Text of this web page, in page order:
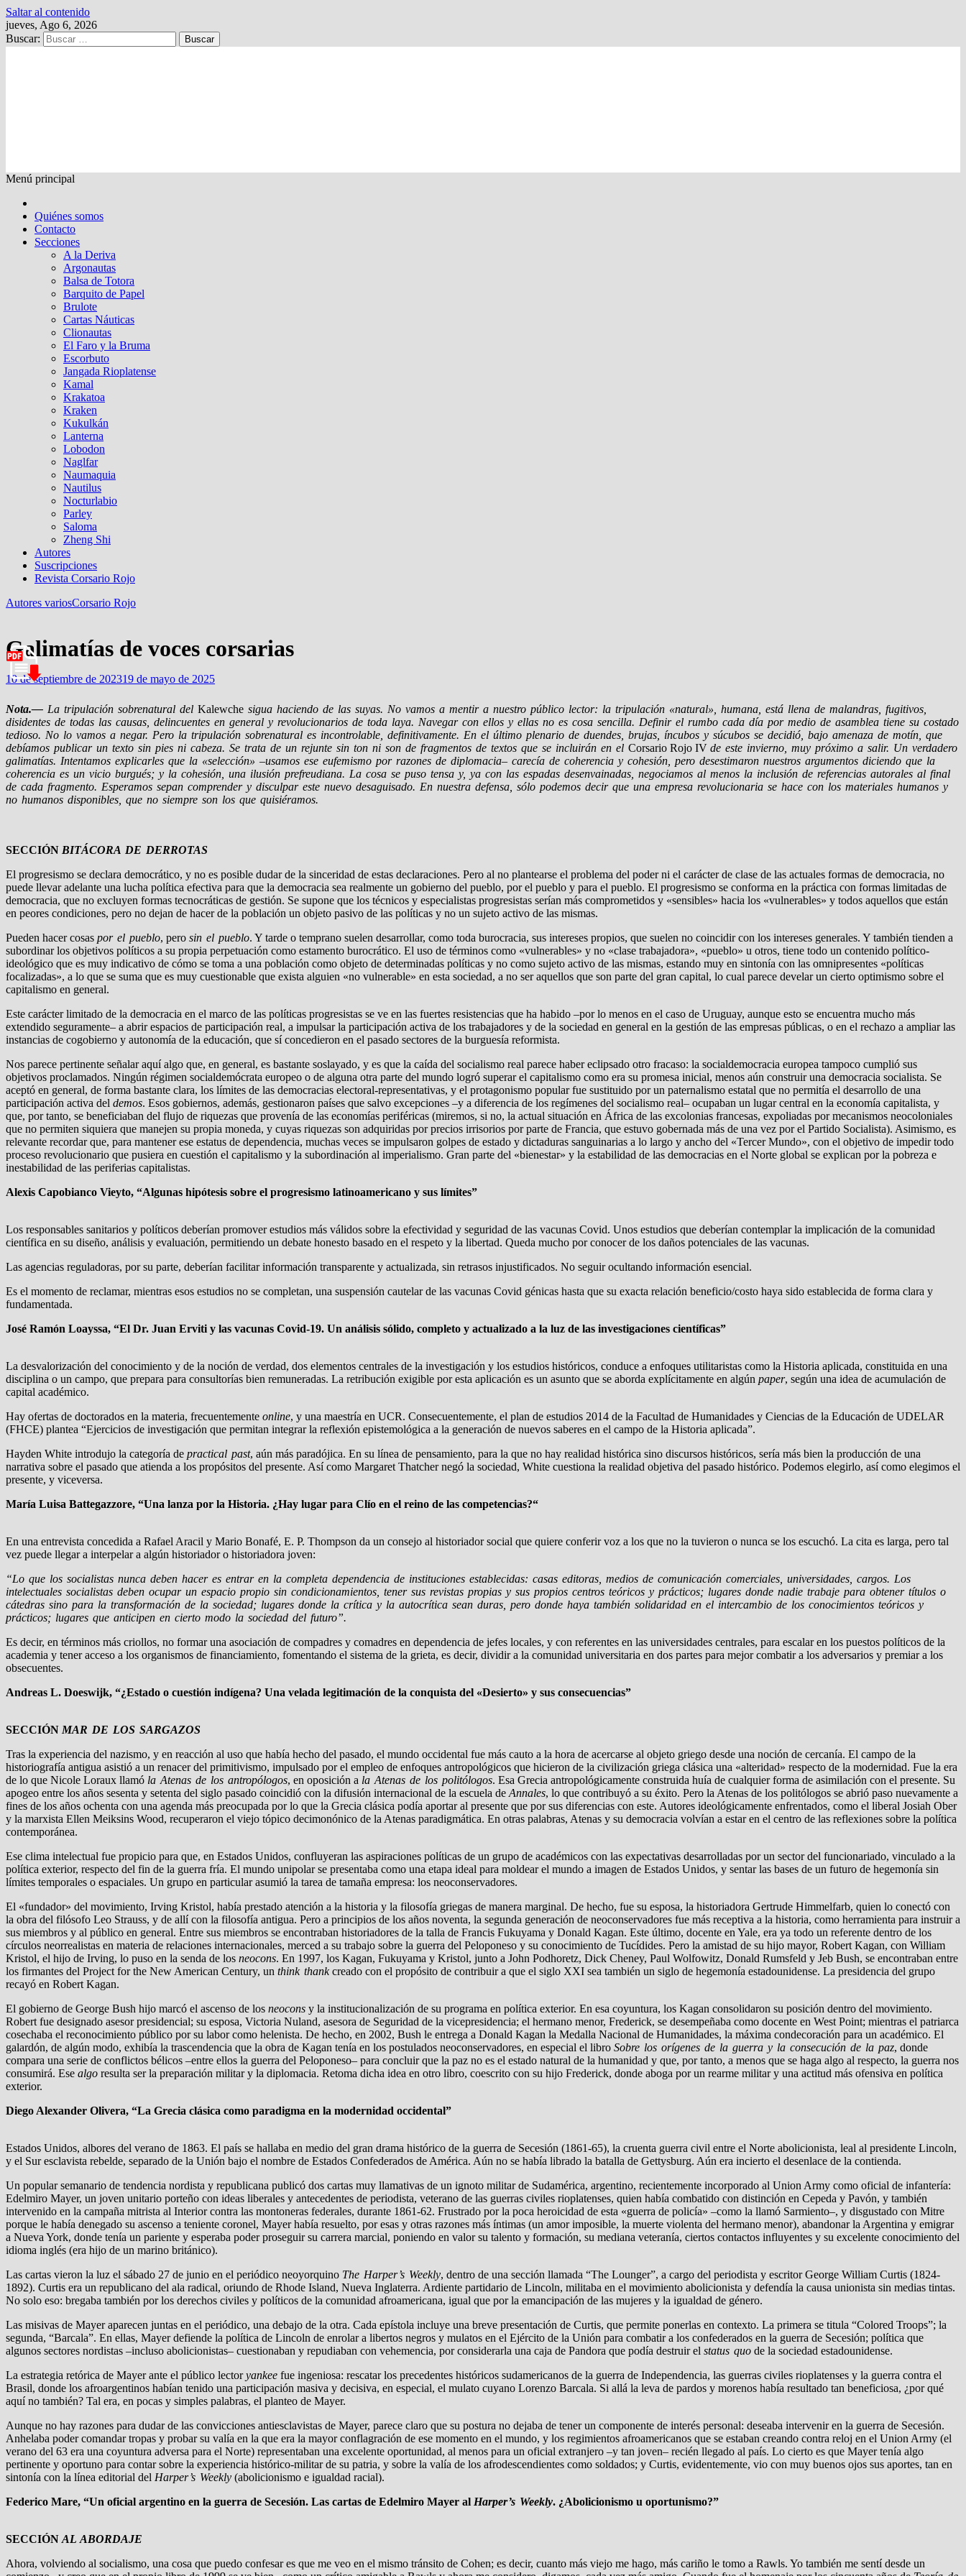
Saltar al contenido
jueves, Ago 6, 2026
Buscar:
Menú principal
Quiénes somos
Contacto
Secciones
A la Deriva
Argonautas
Balsa de Totora
Barquito de Papel
Brulote
Cartas Náuticas
Clionautas
El Faro y la Bruma
Escorbuto
Jangada Rioplatense
Kamal
Krakatoa
Kraken
Kukulkán
Lanterna
Lobodon
Naglfar
Naumaquia
Nautilus
Nocturlabio
Parley
Saloma
Zheng Shi
Autores
Suscripciones
Revista Corsario Rojo
Autores variosCorsario Rojo
Galimatías de voces corsarias
10 de septiembre de 202319 de mayo de 2025
Nota.— La tripulación sobrenatural del Kalewche sigua haciendo de las suyas. No vamos a mentir a nuestro público lector: la tripulación «natural», humana, está llena de malandras, fugitivos,
disidentes de todas las causas, delincuentes en general y revolucionarios de toda laya. Navegar con ellos y ellas no es cosa sencilla. Definir el rumbo cada día por medio de asamblea tiene su costado
tedioso. No lo vamos a negar. Pero la tripulación sobrenatural es incontrolable, definitivamente. En el último plenario de duendes, brujas, íncubos y súcubos se decidió, bajo amenaza de motín, que
debíamos publicar un texto sin pies ni cabeza. Se trata de un rejunte sin ton ni son de fragmentos de textos que se incluirán en el Corsario Rojo IV de este invierno, muy próximo a salir. Un verdadero
galimatías. Intentamos explicarles que la «selección» –usamos ese eufemismo por razones de diplomacia– carecía de coherencia y cohesión, pero desestimaron nuestros argumentos diciendo que la
coherencia es un vicio burgués; y la cohesión, una ilusión prefreudiana. La cosa se puso tensa y, ya con las espadas desenvainadas, negociamos al menos la inclusión de referencias autorales al final
de cada fragmento. Esperamos sepan comprender y disculpar este nuevo desaguisado. En nuestra defensa, sólo podemos decir que una empresa revolucionaria se hace con los materiales humanos y
no humanos disponibles, que no siempre son los que quisiéramos.
SECCIÓN BITÁCORA DE DERROTAS
El progresismo se declara democrático, y no es posible dudar de la sinceridad de estas declaraciones. Pero al no plantearse el problema del poder ni el carácter de clase de las actuales formas de democracia, no
puede llevar adelante una lucha política efectiva para que la democracia sea realmente un gobierno del pueblo, por el pueblo y para el pueblo. El progresismo se conforma en la práctica con formas limitadas de
democracia, que no excluyen formas tecnocráticas de gestión. Se supone que los técnicos y especialistas progresistas serían más comprometidos y «sensibles» hacia los «vulnerables» y todos aquellos que están
en peores condiciones, pero no dejan de hacer de la población un objeto pasivo de las políticas y no un sujeto activo de las mismas.
Pueden hacer cosas por el pueblo, pero sin el pueblo. Y tarde o temprano suelen desarrollar, como toda burocracia, sus intereses propios, que suelen no coincidir con los intereses generales. Y también tienden a
subordinar los objetivos políticos a su propia perpetuación como estamento burocrático. El uso de términos como «vulnerables» y no «clase trabajadora», «pueblo» u otros, tiene todo un contenido político-
ideológico que es muy indicativo de cómo se toma a una población como objeto de determinadas políticas y no como sujeto activo de las mismas, estando muy en sintonía con las omnipresentes «políticas
focalizadas», a lo que se suma que es muy cuestionable que exista alguien «no vulnerable» en esta sociedad, a no ser aquellos que son parte del gran capital, lo cual parece develar un cierto optimismo sobre el
capitalismo en general.
Este carácter limitado de la democracia en el marco de las políticas progresistas se ve en las fuertes resistencias que ha habido –por lo menos en el caso de Uruguay, aunque esto se encuentra mucho más
extendido seguramente– a abrir espacios de participación real, a impulsar la participación activa de los trabajadores y de la sociedad en general en la gestión de las empresas públicas, o en el rechazo a ampliar las
instancias de cogobierno y autonomía de la educación, que sí concedieron en el pasado sectores de la burguesía reformista.
Nos parece pertinente señalar aquí algo que, en general, es bastante soslayado, y es que la caída del socialismo real parece haber eclipsado otro fracaso: la socialdemocracia europea tampoco cumplió sus
objetivos proclamados. Ningún régimen socialdemócrata europeo o de alguna otra parte del mundo logró superar el capitalismo como era su promesa inicial, menos aún construir una democracia socialista. Se
aceptó en general, de forma bastante clara, los límites de las democracias electoral-representativas, y el protagonismo popular fue sustituido por un paternalismo estatal que no permitía el desarrollo de una
participación activa del demos. Esos gobiernos, además, gestionaron países que salvo excepciones –y a diferencia de los regímenes del socialismo real– ocupaban un lugar central en la economía capitalista, y
que, por tanto, se beneficiaban del flujo de riquezas que provenía de las economías periféricas (miremos, si no, la actual situación en África de las excolonias francesas, expoliadas por mecanismos neocoloniales
que no permiten siquiera que manejen su propia moneda, y cuyas riquezas son adquiridas por precios irrisorios por parte de Francia, que estuvo gobernada más de una vez por el Partido Socialista). Asimismo, es
relevante recordar que, para mantener ese estatus de dependencia, muchas veces se impulsaron golpes de estado y dictaduras sanguinarias a lo largo y ancho del «Tercer Mundo», con el objetivo de impedir todo
proceso revolucionario que pusiera en cuestión el capitalismo y la subordinación al imperialismo. Gran parte del «bienestar» y la estabilidad de las democracias en el Norte global se explican por la pobreza e
inestabilidad de las periferias capitalistas.
Alexis Capobianco Vieyto, “Algunas hipótesis sobre el progresismo latinoamericano y sus límites”
Los responsables sanitarios y políticos deberían promover estudios más válidos sobre la efectividad y seguridad de las vacunas Covid. Unos estudios que deberían contemplar la implicación de la comunidad
científica en su diseño, análisis y evaluación, permitiendo un debate honesto basado en el respeto y la libertad. Queda mucho por conocer de los daños potenciales de las vacunas.
Las agencias reguladoras, por su parte, deberían facilitar información transparente y actualizada, sin retrasos injustificados. No seguir ocultando información esencial.
Es el momento de reclamar, mientras esos estudios no se completan, una suspensión cautelar de las vacunas Covid génicas hasta que su exacta relación beneficio/costo haya sido establecida de forma clara y
fundamentada.
José Ramón Loayssa, “El Dr. Juan Erviti y las vacunas Covid-19. Un análisis sólido, completo y actualizado a la luz de las investigaciones científicas”
La desvalorización del conocimiento y de la noción de verdad, dos elementos centrales de la investigación y los estudios históricos, conduce a enfoques utilitaristas como la Historia aplicada, constituida en una
disciplina o un campo, que prepara para consultorías bien remuneradas. La retribución exigible por esta aplicación es un asunto que se aborda explícitamente en algún paper, según una idea de acumulación de
capital académico.
Hay ofertas de doctorados en la materia, frecuentemente online, y una maestría en UCR. Consecuentemente, el plan de estudios 2014 de la Facultad de Humanidades y Ciencias de la Educación de UDELAR
(FHCE) plantea “Ejercicios de investigación que permitan integrar la reflexión epistemológica a la generación de nuevos saberes en el campo de la Historia aplicada”.
Hayden White introdujo la categoría de practical past, aún más paradójica. En su línea de pensamiento, para la que no hay realidad histórica sino discursos históricos, sería más bien la producción de una
narrativa sobre el pasado que atienda a los propósitos del presente. Así como Margaret Thatcher negó la sociedad, White cuestiona la realidad objetiva del pasado histórico. Podemos elegirlo, así como elegimos el
presente, y viceversa.
María Luisa Battegazzore, “Una lanza por la Historia. ¿Hay lugar para Clío en el reino de las competencias?“
En una entrevista concedida a Rafael Aracil y Mario Bonafé, E. P. Thompson da un consejo al historiador social que quiere conferir voz a los que no la tuvieron o nunca se los escuchó. La cita es larga, pero tal
vez puede llegar a interpelar a algún historiador o historiadora joven:
“Lo que los socialistas nunca deben hacer es entrar en la completa dependencia de instituciones establecidas: casas editoras, medios de comunicación comerciales, universidades, cargos. Los
intelectuales socialistas deben ocupar un espacio propio sin condicionamientos, tener sus revistas propias y sus propios centros teóricos y prácticos; lugares donde nadie trabaje para obtener títulos o
cátedras sino para la transformación de la sociedad; lugares donde la crítica y la autocrítica sean duras, pero donde haya también solidaridad en el intercambio de los conocimientos teóricos y
prácticos; lugares que anticipen en cierto modo la sociedad del futuro”.
Es decir, en términos más criollos, no formar una asociación de compadres y comadres en dependencia de jefes locales, y con referentes en las universidades centrales, para escalar en los puestos políticos de la
academia y tener acceso a los organismos de financiamiento, fomentando el sistema de la grieta, es decir, dividir a la comunidad universitaria en dos partes para mejor combatir a los adversarios y premiar a los
obsecuentes.
Andreas L. Doeswijk, “¿Estado o cuestión indígena? Una velada legitimación de la conquista del «Desierto» y sus consecuencias”
SECCIÓN MAR DE LOS SARGAZOS
Tras la experiencia del nazismo, y en reacción al uso que había hecho del pasado, el mundo occidental fue más cauto a la hora de acercarse al objeto griego desde una noción de cercanía. El campo de la
historiografía antigua asistió a un renacer del primitivismo, impulsado por el empleo de enfoques antropológicos que hicieron de la civilización griega clásica una «alteridad» respecto de la modernidad. Fue la era
de lo que Nicole Loraux llamó la Atenas de los antropólogos, en oposición a la Atenas de los politólogos. Esa Grecia antropológicamente construida huía de cualquier forma de asimilación con el presente. Su
apogeo entre los años sesenta y setenta del siglo pasado coincidió con la difusión internacional de la escuela deAnnales, lo que contribuyó a su éxito. Pero la Atenas de los politólogos se abrió paso nuevamente a
fines de los años ochenta con una agenda más preocupada por lo que la Grecia clásica podía aportar al presente que por sus diferencias con este. Autores ideológicamente enfrentados, como el liberal Josiah Ober
y la marxista Ellen Meiksins Wood, recuperaron el viejo tópico decimonónico de la Atenas paradigmática. En otras palabras, Atenas y su democracia volvían a estar en el centro de las reflexiones sobre la política
contemporánea.
Ese clima intelectual fue propicio para que, en Estados Unidos, confluyeran las aspiraciones políticas de un grupo de académicos con las expectativas desarrolladas por un sector del funcionariado, vinculado a la
política exterior, respecto del fin de la guerra fría. El mundo unipolar se presentaba como una etapa ideal para moldear el mundo a imagen de Estados Unidos, y sentar las bases de un futuro de hegemonía sin
límites temporales o espaciales. Un grupo en particular asumió la tarea de tamaña empresa: los neoconservadores.
El «fundador» del movimiento, Irving Kristol, había prestado atención a la historia y la filosofía griegas de manera marginal. De hecho, fue su esposa, la historiadora Gertrude Himmelfarb, quien lo conectó con
la obra del filósofo Leo Strauss, y de allí con la filosofía antigua. Pero a principios de los años noventa, la segunda generación de neoconservadores fue más receptiva a la historia, como herramienta para instruir a
sus miembros y al público en general. Entre sus miembros se encontraban historiadores de la talla de Francis Fukuyama y Donald Kagan. Este último, docente en Yale, era ya todo un referente dentro de los
círculos neorrealistas en materia de relaciones internacionales, merced a su trabajo sobre la guerra del Peloponeso y su conocimiento de Tucídides. Pero la amistad de su hijo mayor, Robert Kagan, con William
Kristol, el hijo de Irving, lo puso en la senda de los neocons. En 1997, los Kagan, Fukuyama y Kristol, junto a John Podhoretz, Dick Cheney, Paul Wolfowitz, Donald Rumsfeld y Jeb Bush, se encontraban entre
los firmantes del Project for the New American Century, un think thankcreado con el propósito de contribuir a que el siglo XXI sea también un siglo de hegemonía estadounidense. La presidencia del grupo
recayó en Robert Kagan.
El gobierno de George Bush hijo marcó el ascenso de los neocons y la institucionalización de su programa en política exterior. En esa coyuntura, los Kagan consolidaron su posición dentro del movimiento.
Robert fue designado asesor presidencial; su esposa, Victoria Nuland, asesora de Seguridad de la vicepresidencia; el hermano menor, Frederick, se desempeñaba como docente en West Point; mientras el patriarca
cosechaba el reconocimiento público por su labor como helenista. De hecho, en 2002, Bush le entrega a Donald Kagan la Medalla Nacional de Humanidades, la máxima condecoración para un académico. El
galardón, de algún modo, exhibía la trascendencia que la obra de Kagan tenía en los postulados neoconservadores, en especial el libro Sobre los orígenes de la guerra y la consecución de la paz, donde
compara una serie de conflictos bélicos –entre ellos la guerra del Peloponeso– para concluir que la paz no es el estado natural de la humanidad y que, por tanto, a menos que se haga algo al respecto, la guerra nos
consumirá. Ese algo resulta ser la preparación militar y la diplomacia. Retoma dicha idea en otro libro, coescrito con su hijo Frederick, donde aboga por un rearme militar y una actitud más ofensiva en política
exterior.
Diego Alexander Olivera, “La Grecia clásica como paradigma en la modernidad occidental”
Estados Unidos, albores del verano de 1863. El país se hallaba en medio del gran drama histórico de la guerra de Secesión (1861-65), la cruenta guerra civil entre el Norte abolicionista, leal al presidente Lincoln,
y el Sur esclavista rebelde, separado de la Unión bajo el nombre de Estados Confederados de América. Aún no se había librado la batalla de Gettysburg. Aún era incierto el desenlace de la contienda.
Un popular semanario de tendencia nordista y republicana publicó dos cartas muy llamativas de un ignoto militar de Sudamérica, argentino, recientemente incorporado al Union Army como oficial de infantería:
Edelmiro Mayer, un joven unitario porteño con ideas liberales y antecedentes de periodista, veterano de las guerras civiles rioplatenses, quien había combatido con distinción en Cepeda y Pavón, y también
intervenido en la campaña mitrista al Interior contra las montoneras federales, durante 1861-62. Frustrado por la poca heroicidad de esta «guerra de policía» –como la llamó Sarmiento–, y disgustado con Mitre
porque le había denegado su ascenso a teniente coronel, Mayer había resuelto, por esas y otras razones más íntimas (un amor imposible, la muerte violenta del hermano menor), abandonar la Argentina y emigrar
a Nueva York, donde tenía un pariente y esperaba poder proseguir su carrera marcial, poniendo en valor su talento y formación, su mediana veteranía, ciertos contactos influyentes y su excelente conocimiento del
idioma inglés (era hijo de un marino británico).
Las cartas vieron la luz el sábado 27 de junio en el periódico neoyorquino The Harper’s Weekly, dentro de una sección llamada “The Lounger”, a cargo del periodista y escritor George William Curtis (1824-
1892). Curtis era un republicano del ala radical, oriundo de Rhode Island, Nueva Inglaterra. Ardiente partidario de Lincoln, militaba en el movimiento abolicionista y defendía la causa unionista sin medias tintas.
No solo eso: bregaba también por los derechos civiles y políticos de la comunidad afroamericana, igual que por la emancipación de las mujeres y la igualdad de género.
Las misivas de Mayer aparecen juntas en el periódico, una debajo de la otra. Cada epístola incluye una breve presentación de Curtis, que permite ponerlas en contexto. La primera se titula “Colored Troops”; la
segunda, “Barcala”. En ellas, Mayer defiende la política de Lincoln de enrolar a libertos negros y mulatos en el Ejército de la Unión para combatir a los confederados en la guerra de Secesión; política que
algunos sectores nordistas –incluso abolicionistas– cuestionaban y repudiaban con vehemencia, por considerarla una caja de Pandora que podía destruir el status quo de la sociedad estadounidense.
La estrategia retórica de Mayer ante el público lectoryankee fue ingeniosa: rescatar los precedentes históricos sudamericanos de la guerra de Independencia, las guerras civiles rioplatenses y la guerra contra el
Brasil, donde los afroargentinos habían tenido una participación masiva y decisiva, en especial, el mulato cuyano Lorenzo Barcala. Si allá la leva de pardos y morenos había resultado tan beneficiosa, ¿por qué
aquí no también? Tal era, en pocas y simples palabras, el planteo de Mayer.
Aunque no hay razones para dudar de las convicciones antiesclavistas de Mayer, parece claro que su postura no dejaba de tener un componente de interés personal: deseaba intervenir en la guerra de Secesión.
Anhelaba poder comandar tropas y probar su valía en la que era la mayor conflagración de ese momento en el mundo, y los regimientos afroamericanos que se estaban creando contra reloj en el Union Army (el
verano del 63 era una coyuntura adversa para el Norte) representaban una excelente oportunidad, al menos para un oficial extranjero –y tan joven– recién llegado al país. Lo cierto es que Mayer tenía algo
pertinente y oportuno para contar sobre la experiencia histórico-militar de su patria, y sobre la valía de los afrodescendientes como soldados; y Curtis, evidentemente, vio con muy buenos ojos sus aportes, tan en
sintonía con la línea editorial del Harper’s Weekly (abolicionismo e igualdad racial).
Federico Mare, “Un oficial argentino en la guerra de Secesión. Las cartas de Edelmiro Mayer al Harper’s Weekly. ¿Abolicionismo u oportunismo?”
SECCIÓNAL ABORDAJE
Ahora, volviendo al socialismo, una cosa que puedo confesar es que me veo en el mismo tránsito de Cohen; es decir, cuanto más viejo me hago, más cariño le tomo a Rawls. Yo también me sentí desde un